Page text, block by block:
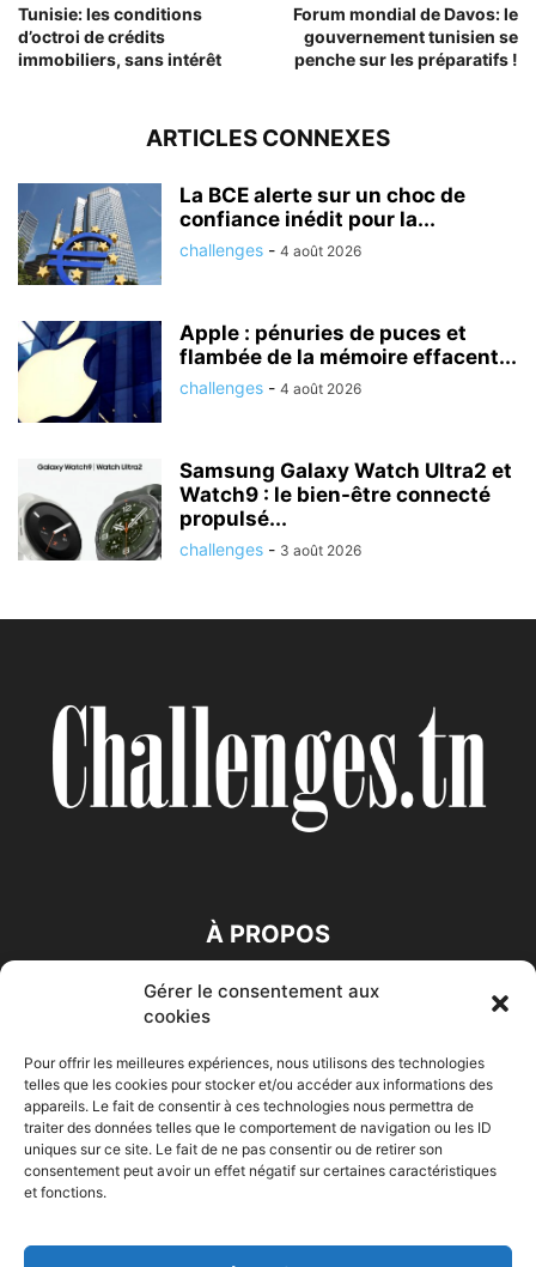
Gérer le consentement aux
cookies
Pour offrir les meilleures expériences, nous utilisons des technologies
telles que les cookies pour stocker et/ou accéder aux informations des
appareils. Le fait de consentir à ces technologies nous permettra de
traiter des données telles que le comportement de navigation ou les ID
uniques sur ce site. Le fait de ne pas consentir ou de retirer son
consentement peut avoir un effet négatif sur certaines caractéristiques
et fonctions.
Tunisie: les conditions
d’octroi de crédits
immobiliers, sans intérêt
Forum mondial de Davos: le
gouvernement tunisien se
penche sur les préparatifs !
ARTICLES CONNEXES
La BCE alerte sur un choc de
confiance inédit pour la...
challenges - 4 août 2026
Apple : pénuries de puces et
flambée de la mémoire effacent...
challenges - 4 août 2026
Samsung Galaxy Watch Ultra2 et
Watch9 : le bien-être connecté
propulsé...
challenges - 3 août 2026
À PROPOS
SUIVEZ NOUS
Accueil Economie Entreprises Entrepreneur Afrique